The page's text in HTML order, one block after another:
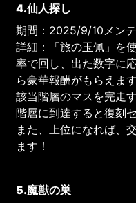
4.仙人探し
期間：2025/9/10メン
詳細：「旅の玉佩」を
率で回し、出た数字に
ら豪華報酬がもらえます
該当階層のマスを完走
階層に到達すると復刻
また、上位になれば、
ます！
5.魔獣の巣